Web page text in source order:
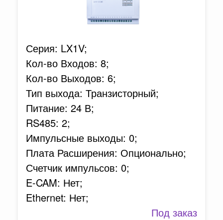
Серия: LX1V;
Кол-во Входов: 8;
Кол-во Выходов: 6;
Тип выхода: Транзисторный;
Питание: 24 В;
RS485: 2;
Импульсные выходы: 0;
Плата Расширения: Опционально;
Счетчик импульсов: 0;
E-CAM: Нет;
Ethernet: Нет;
Под заказ